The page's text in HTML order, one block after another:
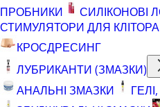
ПРОБНИКИ
СИЛІКОНОВІ
СТИМУЛЯТОРИ ДЛЯ КЛІТОРА
КРОСДРЕСИНГ
ЛУБРИКАНТИ (ЗМАЗКИ)
АНАЛЬНІ ЗМАЗКИ